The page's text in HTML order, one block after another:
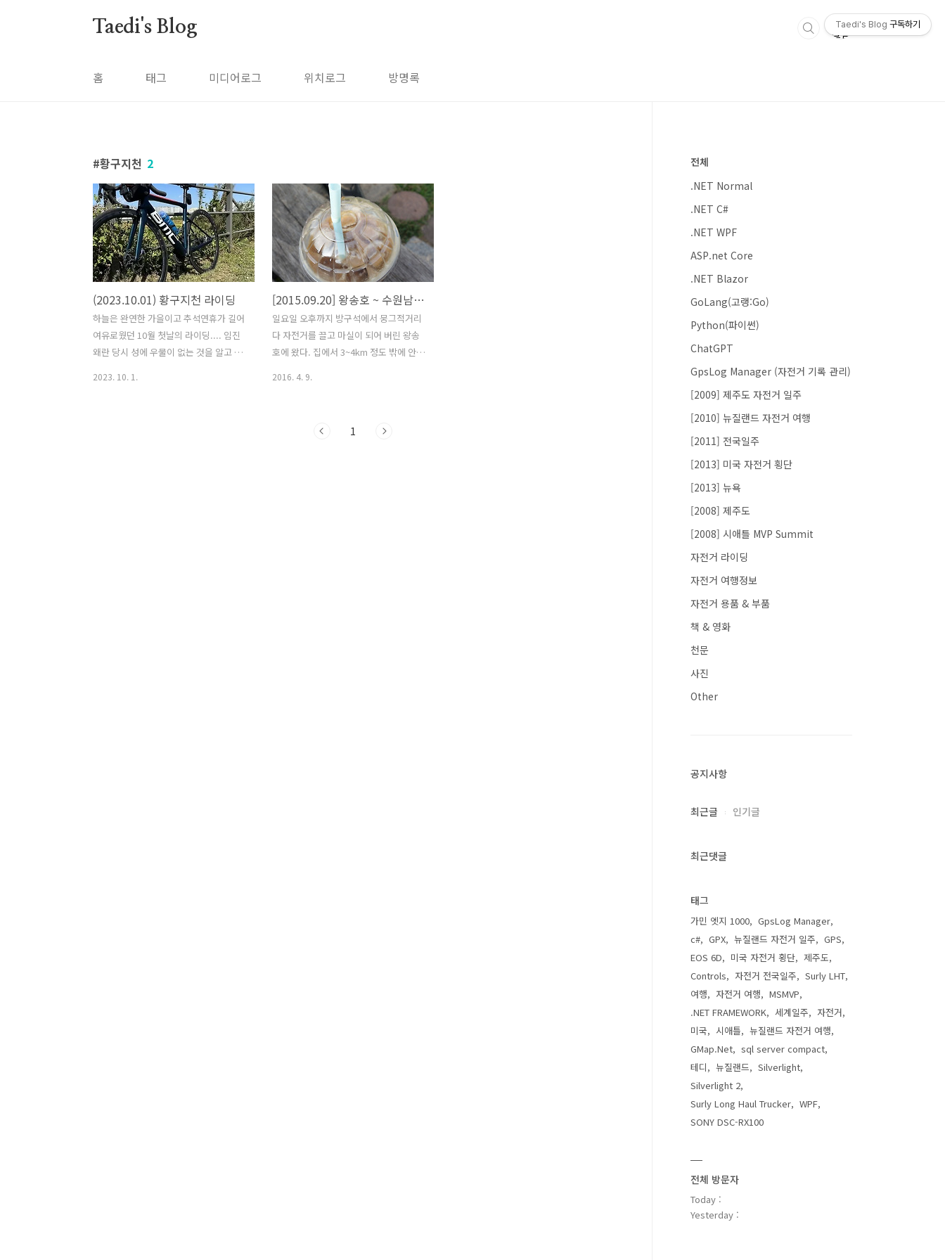
Taedi's Blog
홈 태그 미디어로그 위치로그 방명록
황구지천 2
(2023.10.01) 황구지천 라이딩
하늘은 완연한 가을이고 추석연휴가 길어
여유로웠던 10월 첫날의 라이딩.... 임진
왜란 당시 성에 우물이 없는 것을 알고 왜
2023. 10. 1.
[2015.09.20] 왕송호 ~ 수원남문 ~ 지동시장
일요일 오후까지 방구석에서 뭉그적거리
다 자전거를 끌고 마실이 되어 버린 왕송
호에 왔다. 집에서 3~4km 정도 밖에 안되
기간은 반년도 더 넘는다. 어쨌든 빨리 비
2016. 4. 9.
1
전체
.NET Normal
.NET C#
.NET WPF
ASP.net Core
.NET Blazor
GoLang(고랭:Go)
Python(파이썬)
ChatGPT
GpsLog Manager (자전거 기록 관리)
[2009] 제주도 자전거 일주
[2010] 뉴질랜드 자전거 여행
[2011] 전국일주
[2013] 미국 자전거 횡단
[2013] 뉴욕
[2008] 제주도
[2008] 시애틀 MVP Summit
자전거 라이딩
자전거 여행정보
자전거 용품 & 부품
책 & 영화
천문
사진
Other
공지사항
최근글 인기글
최근댓글
태그
가민 엣지 1000
GpsLog Manager
c#
GPX 뉴질랜드 자전거 일주
GPS
EOS 6D
미국 자전거 횡단
제주도
Controls
자전거 전국일주
Surly LHT
여행
자전거 여행
MSMVP
.NET FRAMEWORK
세계일주
자전거
미국
시애틀
뉴질랜드 자전거 여행
GMap.Net
sql server compact
테디
뉴질랜드
Silverlight
Silverlight 2
Surly Long Haul Trucker
WPF
SONY DSC-RX100
전체 방문자
Today :
Yesterday :
Taedi's Blog 구독하기